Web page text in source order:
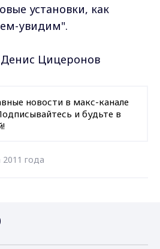
установки, как
увидим".
Цицеронов
новости в макс-канале
и будьте в
года